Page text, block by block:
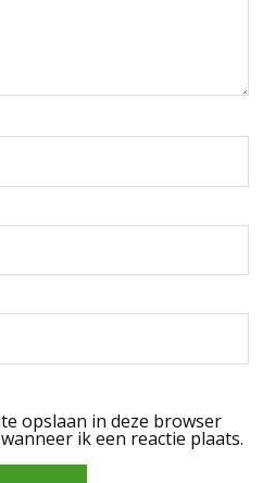
opslaan in deze browser
ik een reactie plaats.